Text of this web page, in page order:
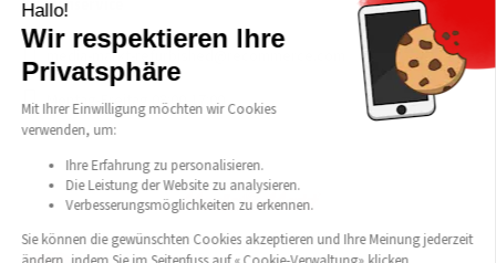
media-markt-refurbished@recommerce.com
Montag-Freitag 08:00-17:00